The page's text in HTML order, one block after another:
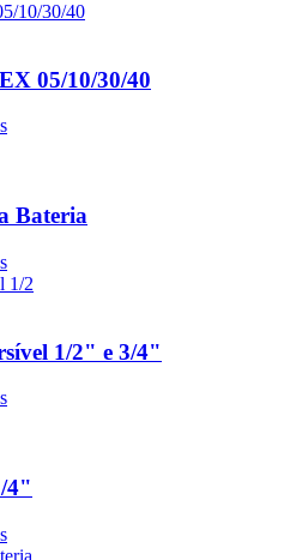
05/10/30/40
Bateria
1/2" e 3/4"
4"